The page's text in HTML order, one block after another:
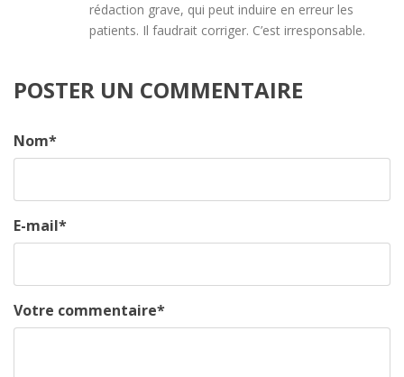
rédaction grave, qui peut induire en erreur les
patients. Il faudrait corriger. C’est irresponsable.
POSTER UN COMMENTAIRE
Nom*
E-mail*
Votre commentaire*